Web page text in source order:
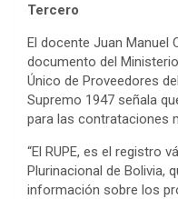
Tercero
El docente Juan Manuel
documento del
Único de Proveedores
Supremo 1947 señala
para las contrataciones
“El RUPE, es el registro
Plurinacional de Bolivia,
información sobre los